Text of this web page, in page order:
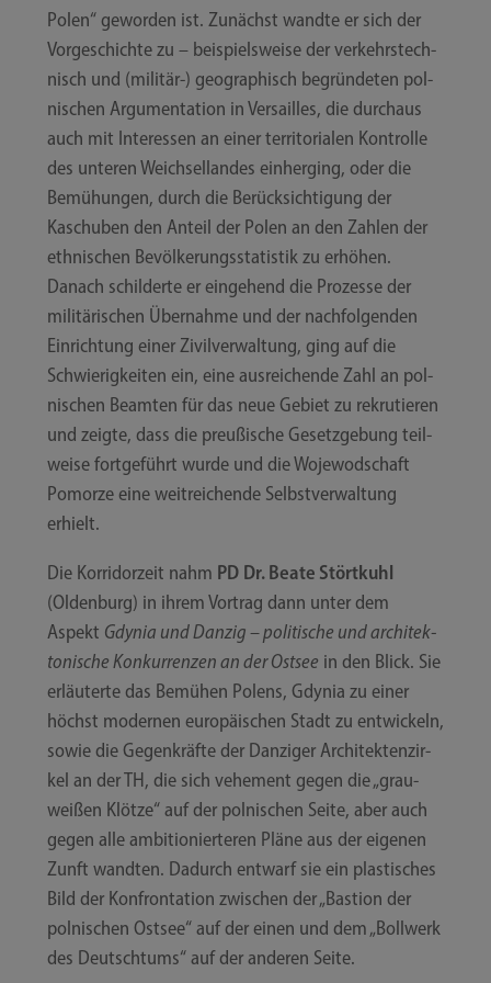
Polen“ gewor­den ist. Zunächst wand­te er sich der
Vor­ge­schich­te zu – bei­spiels­wei­se der ver­kehrs­tech­
nisch und (militär-) geo­gra­phisch begrün­de­ten pol­
ni­schen Argu­men­ta­ti­on in Ver­sailles, die durch­aus
auch mit Inter­es­sen an einer ter­ri­to­ria­len Kon­trol­le
des unte­ren Weich­sel­lan­des ein­her­ging, oder die
Bemü­hun­gen, durch die Berück­sich­ti­gung der
Kaschub­en den Anteil der Polen an den Zah­len der
eth­ni­schen Bevöl­ke­rungs­sta­tis­tik zu erhö­hen.
Danach schil­der­te er ein­ge­hend die Pro­zes­se der
mili­tä­ri­schen Über­nah­me und der nach­fol­gen­den
Ein­rich­tung einer Zivil­ver­wal­tung, ging auf die
Schwie­rig­kei­ten ein, eine aus­rei­chen­de Zahl an pol­
ni­schen Beam­ten für das neue Gebiet zu rekru­tie­ren
und zeig­te, dass die preu­ßi­sche Gesetz­ge­bung teil­
wei­se fort­ge­führt wur­de und die Woje­wod­schaft
Pomor­ze eine weit­rei­chen­de Selbst­ver­wal­tung
erhielt.
Die Kor­ri­dor­zeit nahm PD Dr. Bea­te Stört­kuhl
(Olden­burg) in ihrem Vor­trag dann unter dem
Aspekt Gdy­nia und Dan­zig – poli­ti­sche und archi­tek­
to­ni­sche Kon­kur­ren­zen an der Ost­see in den Blick. Sie
erläu­ter­te das Bemü­hen Polens, Gdy­nia zu einer
höchst moder­nen euro­päi­schen Stadt zu ent­wi­ckeln,
sowie die Gegen­kräf­te der Dan­zi­ger Archi­tek­ten­zir­
kel an der TH, die sich vehe­ment gegen die „grau-​​
weißen Klöt­ze“ auf der pol­ni­schen Sei­te, aber auch
gegen alle ambi­tio­nier­te­ren Plä­ne aus der eige­nen
Zunft wand­ten. Dadurch ent­warf sie ein plas­ti­sches
Bild der Kon­fron­ta­ti­on zwi­schen der „Bas­ti­on der
pol­ni­schen Ost­see“ auf der einen und dem „Boll­werk
des Deutsch­tums“ auf der ande­ren Seite.